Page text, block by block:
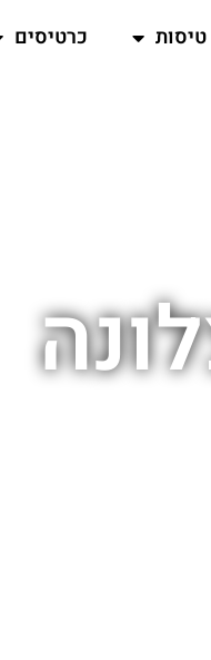
טיסות
כרטיסים